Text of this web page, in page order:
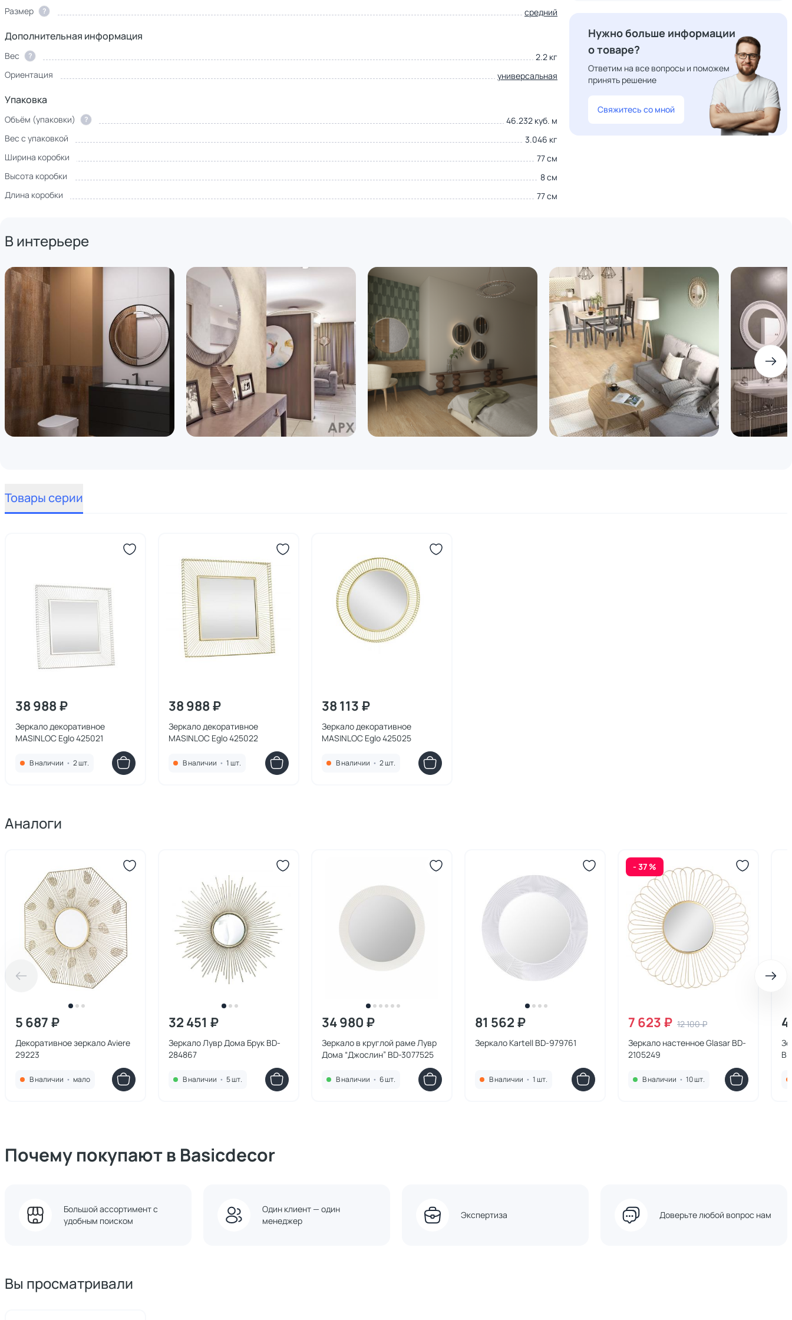
Размер
? средний
Дополнительная информация
Вес ?
2.2 кг
Ориентация
универсальная
Упаковка
Объём (упаковки) ?
46.232 куб. м
Вес с упаковкой
3.046 кг
Ширина коробки
77 см
Высота коробки
8 см
Длина коробки
77 см
Нужно больше информации
о товаре?
Ответим на все вопросы и поможем
принять решение
Свяжитесь со мной
В интерьере
Товары серии
38 988 ₽
Зеркало декоративное
MASINLOC Eglo 425021
В наличии • 2 шт.
38 988 ₽
Зеркало декоративное
MASINLOC Eglo 425022
В наличии • 1 шт.
38 113 ₽
Зеркало декоративное
MASINLOC Eglo 425025
В наличии • 2 шт.
Аналоги
5 687 ₽
Декоративное зеркало Aviere
29223
В наличии • мало
32 451 ₽
Зеркало Лувр Дома Брук BD-
284867
В наличии • 5 шт.
34 980 ₽
Зеркало в круглой раме Лувр
Дома “Джослин” BD-3077525
В наличии • 6 шт.
81 562 ₽
Зеркало Kartell BD-979761
В наличии • 1 шт.
- 37 %
7 623 ₽ 12 100 ₽
Зеркало настенное Glasar BD-
2105249
В наличии • 10 шт.
Почему покупают в Basicdecor
Большой ассортимент с
удобным поиском
Один клиент — один
менеджер
Экспертиза Доверьте любой вопрос нам
Вы просматривали